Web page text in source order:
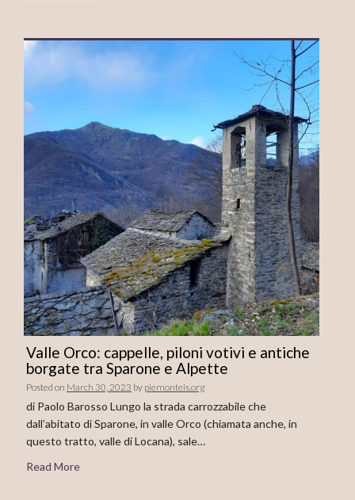
Valle Orco: cappelle, piloni votivi e antiche
borgate tra Sparone e Alpette
Posted on March 30, 2023 by piemonteis.org
di Paolo Barosso Lungo la strada carrozzabile che
dall’abitato di Sparone, in valle Orco (chiamata anche, in
questo tratto, valle di Locana), sale…
Read More